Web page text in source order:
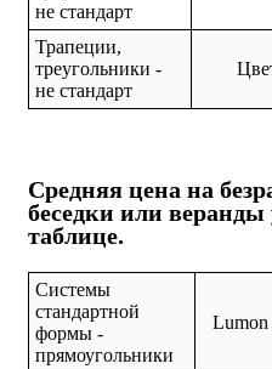
не стандарт
Трапеции,
треугольники -
не стандарт
Средняя цена на
беседки или
таблице.
Системы
стандартной
формы -
прямоугольники
Lumon